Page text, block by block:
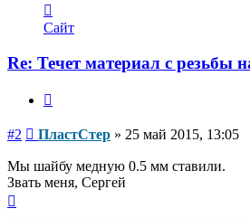
информация
пользователя
Сайт
Re: Течет материал с резьбы
#2 Сообщение
ПластСтер » 25 май 2015, 13:05
Мы шайбу медную 0.5 мм ставили.
Звать меня, Сергей